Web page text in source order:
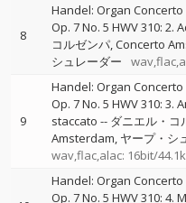
8
Handel: Organ Concerto
Op. 7 No. 5 HWV 310: 2.
コルゼンパ Concerto
シュレーダー
9
Handel: Organ Concerto
Op. 7 No. 5 HWV 310: 3.
staccato -- ダニエル・コ
Amsterdam ヤープ・シ
wav,flac,alac: 16bit/
Handel: Organ Concerto
Op. 7 No. 5 HWV 310: 4.